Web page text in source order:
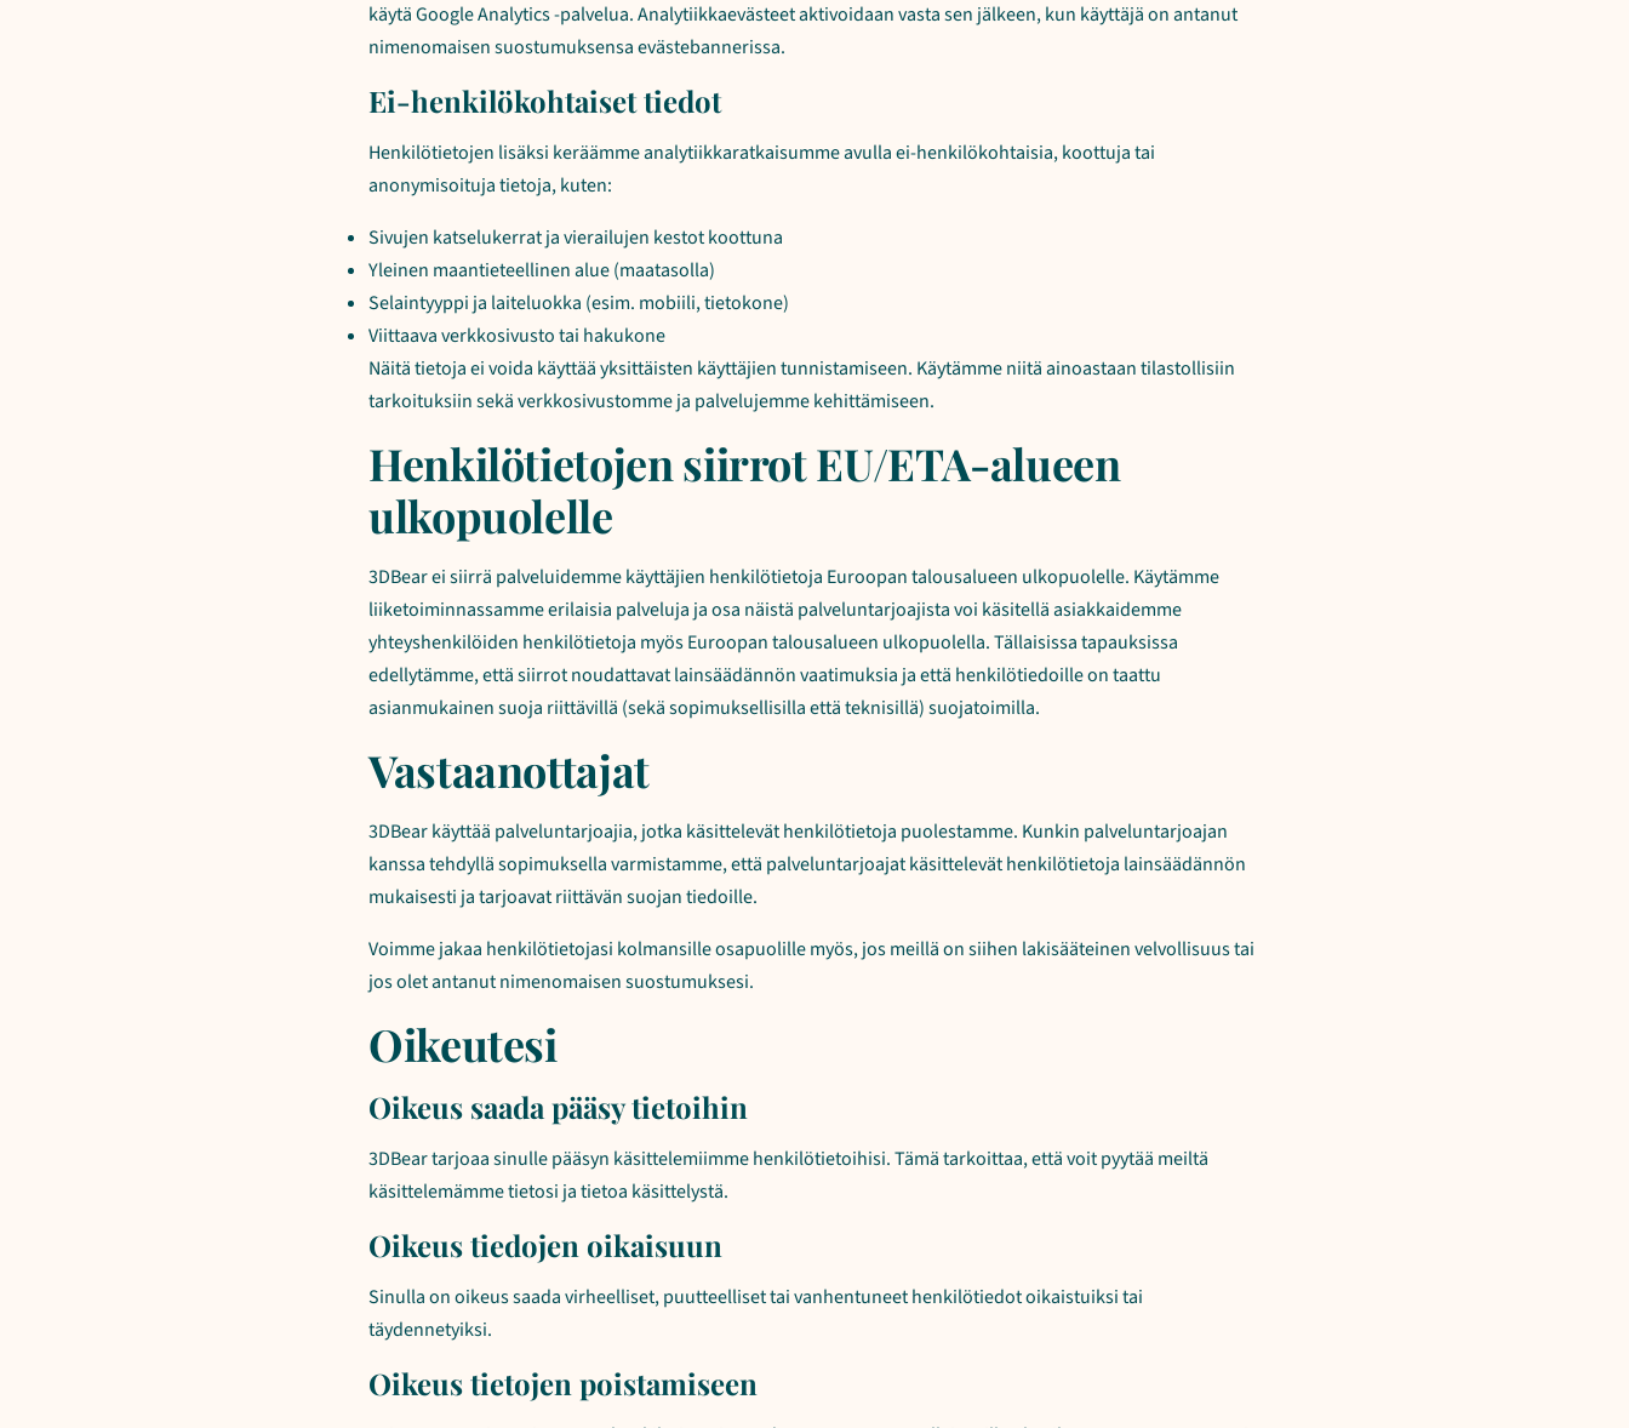
käytä Google Analytics -palvelua. Analytiikkaevästeet aktivoidaan vasta sen jälkeen, kun käyttäjä on antanut
nimenomaisen suostumuksensa evästebannerissa.
Ei-henkilökohtaiset tiedot
Henkilötietojen lisäksi keräämme analytiikkaratkaisumme avulla ei-henkilökohtaisia, koottuja tai
anonymisoituja tietoja, kuten:
Sivujen katselukerrat ja vierailujen kestot koottuna
Yleinen maantieteellinen alue (maatasolla)
Selaintyyppi ja laiteluokka (esim. mobiili, tietokone)
Viittaava verkkosivusto tai hakukone
Näitä tietoja ei voida käyttää yksittäisten käyttäjien tunnistamiseen. Käytämme niitä ainoastaan tilastollisiin
tarkoituksiin sekä verkkosivustomme ja palvelujemme kehittämiseen.
Henkilötietojen siirrot EU/ETA-alueen
ulkopuolelle
3DBear ei siirrä palveluidemme käyttäjien henkilötietoja Euroopan talousalueen ulkopuolelle. Käytämme
liiketoiminnassamme erilaisia palveluja ja osa näistä palveluntarjoajista voi käsitellä asiakkaidemme
yhteyshenkilöiden henkilötietoja myös Euroopan talousalueen ulkopuolella. Tällaisissa tapauksissa
edellytämme, että siirrot noudattavat lainsäädännön vaatimuksia ja että henkilötiedoille on taattu
asianmukainen suoja riittävillä (sekä sopimuksellisilla että teknisillä) suojatoimilla.
Vastaanottajat
3DBear käyttää palveluntarjoajia, jotka käsittelevät henkilötietoja puolestamme. Kunkin palveluntarjoajan
kanssa tehdyllä sopimuksella varmistamme, että palveluntarjoajat käsittelevät henkilötietoja lainsäädännön
mukaisesti ja tarjoavat riittävän suojan tiedoille.
Voimme jakaa henkilötietojasi kolmansille osapuolille myös, jos meillä on siihen lakisääteinen velvollisuus tai
jos olet antanut nimenomaisen suostumuksesi.
Oikeutesi
Oikeus saada pääsy tietoihin
3DBear tarjoaa sinulle pääsyn käsittelemiimme henkilötietoihisi. Tämä tarkoittaa, että voit pyytää meiltä
käsittelemämme tietosi ja tietoa käsittelystä.
Oikeus tiedojen oikaisuun
Sinulla on oikeus saada virheelliset, puutteelliset tai vanhentuneet henkilötiedot oikaistuiksi tai
täydennetyiksi.
Oikeus tietojen poistamiseen